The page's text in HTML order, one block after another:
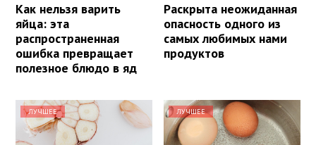
Как нельзя варить
яйца: эта
распространенная
ошибка превращает
полезное блюдо в яд
Раскрыта неожиданная
опасность одного из
самых любимых нами
продуктов
ЛУЧШЕЕ ЛУЧШЕЕ